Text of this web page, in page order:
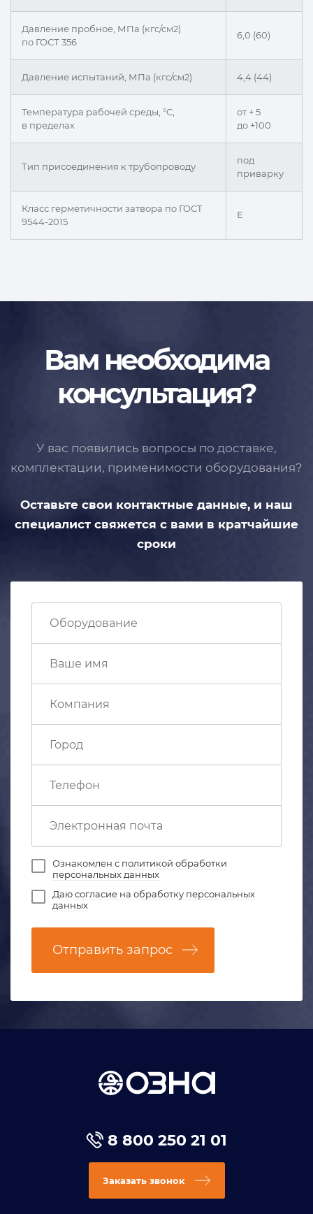
Давление пробное, МПа (кгс/см2)
по ГОСТ 356
6,0 (60)
Давление испытаний, МПа (кгс/см2) 4,4 (44)
Температура рабочей среды, °С,
в пределах
от + 5
до +100
Тип присоединения к трубопроводу
под
приварку
Класс герметичности затвора по ГОСТ
9544-2015
Е
Вам необходима
консультация?
У вас появились вопросы по доставке,
комплектации, применимости оборудования?
Оставьте свои контактные данные, и наш
специалист свяжется с вами в кратчайшие
сроки
Ознакомлен с политикой обработки
персональных данных
Даюсогласие на обработку персональных
данных
Отправить запрос
8 800 250 21 01
Заказать звонок